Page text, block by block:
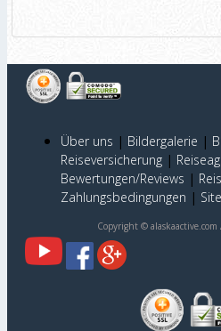
Über uns | Bildergalerie |
Reiseversicherung |
Bewertungen/Reviews |
Zahlungsbedingungen |
Copyright © alaskaactive.com